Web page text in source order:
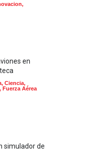
,
en
, Ciencia,
, Fuerza Aérea
simulador de